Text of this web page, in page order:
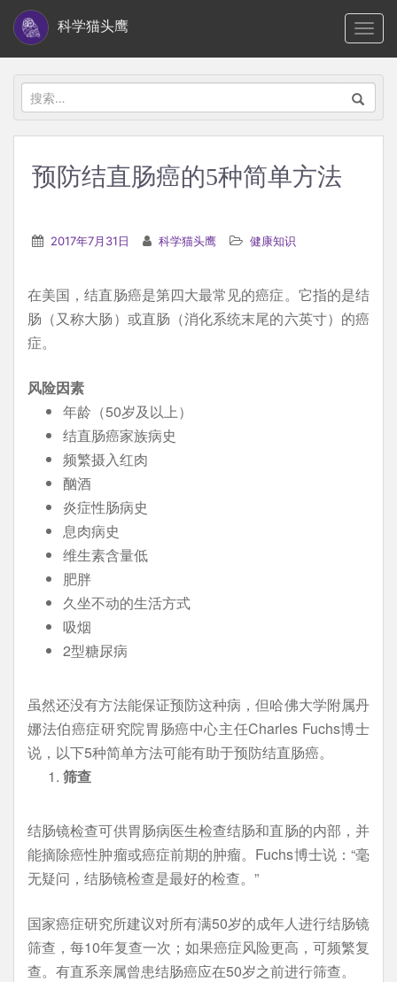
i
科学猫头鹰
搜
索：
预防结直肠癌的5种简单方法
2017年7月31日 科学猫头鹰 健康知识
在美国，结直肠癌是第四大最常见的癌症。它指的是结
肠（又称大肠）或直肠（消化系统末尾的六英寸）的癌
症。
风险因素
年龄（50岁及以上）
结直肠癌家族病史
频繁摄入红肉
酗酒
炎症性肠病史
息肉病史
维生素含量低
肥胖
久坐不动的生活方式
吸烟
2型糖尿病
虽然还没有方法能保证预防这种病，但哈佛大学附属丹
娜法伯癌症研究院胃肠癌中心主任Charles Fuchs博士
说，以下5种简单方法可能有助于预防结直肠癌。
筛查
结肠镜检查可供胃肠病医生检查结肠和直肠的内部，并
能摘除癌性肿瘤或癌症前期的肿瘤。Fuchs博士说：“毫
无疑问，结肠镜检查是最好的检查。”
国家癌症研究所建议对所有满50岁的成年人进行结肠镜
筛查，每10年复查一次；如果癌症风险更高，可频繁复
查。有直系亲属曾患结肠癌应在50岁之前进行筛查。